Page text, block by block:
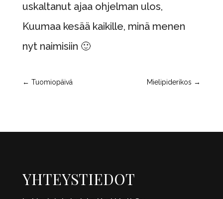
uskaltanut ajaa ohjelman ulos,
Kuumaa kesää kaikille, minä menen
nyt naimisiin 🙂
← Tuomiopäivä Mielipiderikos →
YHTEYSTIEDOT